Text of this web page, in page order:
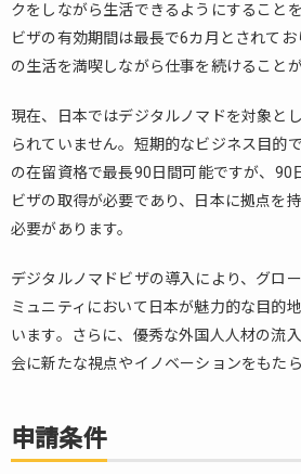
と
め
クをしながら生活できるようにすること
ビザの有効期間は最長で6カ月とされて
の生活を満喫しながら仕事を続けることが
現在、日本ではデジタルノマドを対象と
られていません。短期的なビジネス目的
の在留資格で最長90日間可能ですが、90
ビザの取得が必要であり、日本に拠点を
必要があります。
デジタルノマドビザの導入により、グロ
ミュニティにおいて日本が魅力的な目的
います。さらに、優秀な外国人人材の流
会に新たな視点やイノベーションをもた
申請条件